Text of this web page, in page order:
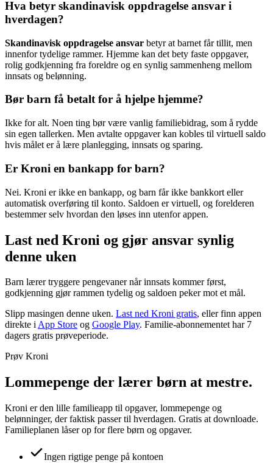
Hva betyr skandinavisk oppdragelse ansvar i
hverdagen?
Skandinavisk oppdragelse ansvar betyr at barnet får tillit, men
innenfor tydelige rammer. Hjemme kan det bety faste oppgaver,
rolig godkjenning fra foreldre og en synlig sammenheng mellom
innsats og belønning.
Bør barn få betalt for å hjelpe hjemme?
Ikke for alt. Noen ting bør være vanlig familiebidrag, som å rydde
sin egen tallerken. Men avtalte oppgaver kan kobles til virtuell saldo
hvis målet er å lære planlegging, innsats og sparing.
Er Kroni en bankapp for barn?
Nei. Kroni er ikke en bankapp, og barn får ikke bankkort eller
automatisk overføring til konto. Saldoen er virtuell, og forelderen
bestemmer selv hvordan den løses inn utenfor appen.
Last ned Kroni og gjør ansvar synlig
denne uken
Barn lærer tryggere pengevaner når innsats kommer først,
godkjenning gjør rammen tydelig og saldoen peker mot et mål.
Slipp masingen denne uken. Last ned Kroni gratis, eller finn appen
direkte iApp Store og Google Play. Familie-abonnementet har 7
dagers gratis prøveperiode.
Prøv Kroni
Lommepenge der lærer børn at mestre.
Kroni er den lille familieapp til opgaver, lommepenge og
belønninger, der faktisk passer til hverdagen. Gratis at downloade.
Familieplanen låser op for flere børn og opgaver.
Ingen rigtige penge på kontoen